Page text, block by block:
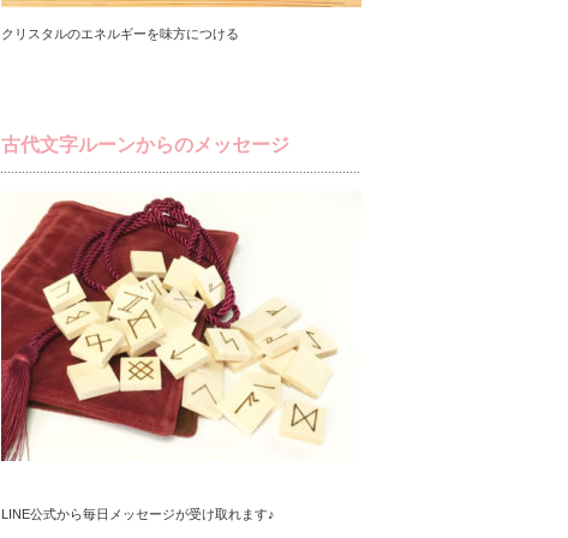
クリスタルのエネルギーを味方につける
古代文字ルーンからのメッセージ
LINE公式から毎日メッセージが受け取れます♪